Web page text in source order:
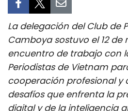
SOCIEDAD
SALUD -
CULTURA -
La delegación del Club de
Camboya sostuvo el 12 de
encuentro de trabajo con
Periodistas de Vietnam
cooperación profesional y
desafíos que enfrenta la
digital y de la inteligencia